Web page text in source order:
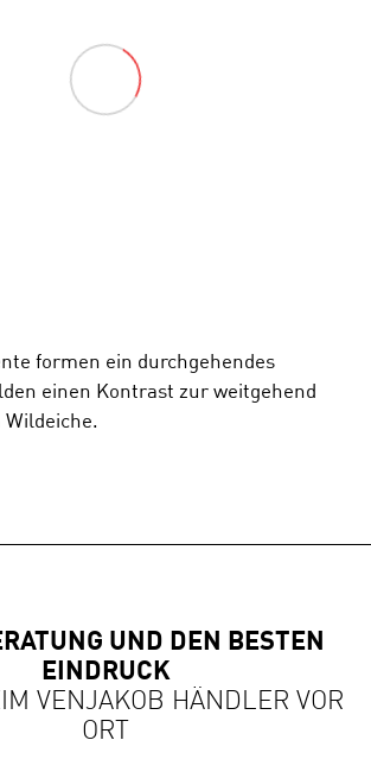
formen ein durchgehendes
einen Kontrast zur weitgehend
UND DEN BESTEN
EINDRUCK
VENJAKOB HÄNDLER VOR
ORT